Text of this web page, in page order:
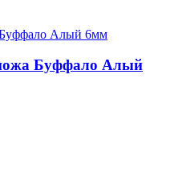
Буффало Алый